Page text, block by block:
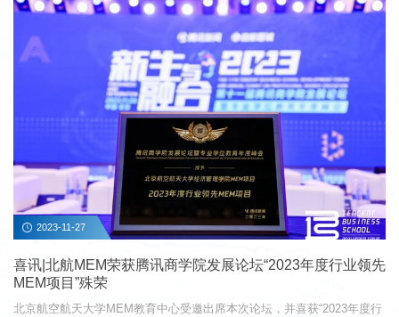
2023-11-27
喜讯|北航MEM荣获腾讯商学院发展论坛“2023年度行业领先
MEM项目”殊荣
北京航空航天大学MEM教育中心受邀出席本次论坛，并喜获“2023年度行